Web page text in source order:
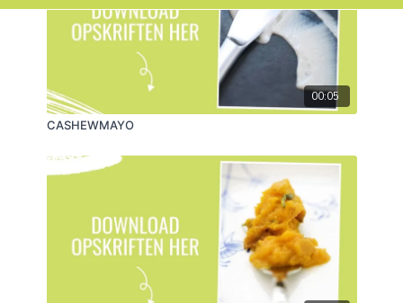
SÅDAN GØR DU
Kør alle ingredienserne på din juicer, og voila!
SÅDAN BRUGER DU RETTEN:
Som en genial start på dagen eller som en opkvikker
senere.
minutter.Holdbarhed:
Allerbedst friskpresset, men
Køkkengrej:Din juicer.
KØKKENTIP
Broccolien kan erstattes med spidskål, hvidkål,
grønkål, palmekål eller rosenkål.
00:05
CASHEWMAYO